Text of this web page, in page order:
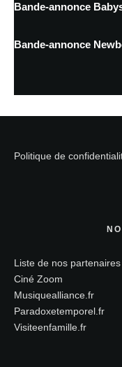
Bande-annonce
Bande-annonce
Politique de
Liste de nos partenaires
Ciné Zoom
Musiquealliance.fr
Paradoxetemporel.fr
Visiteenfamille.fr